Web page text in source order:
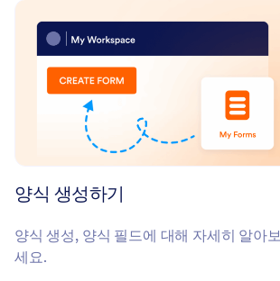
양식 생성하기
양식 생성, 양식 필드에 대해 자세히 알아보
세요.